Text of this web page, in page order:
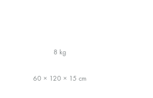
8 kg
60 × 120 × 15 cm